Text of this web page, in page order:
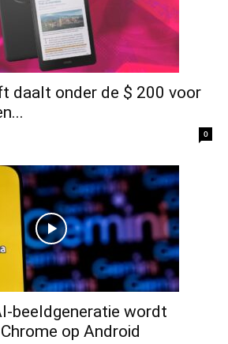
daalt onder de $ 200 voor
0
beeldgeneratie wordt
op Android